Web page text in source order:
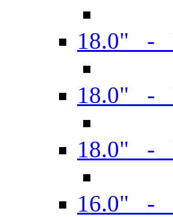
18.0" -
18.0" -
18.0" -
16.0" -